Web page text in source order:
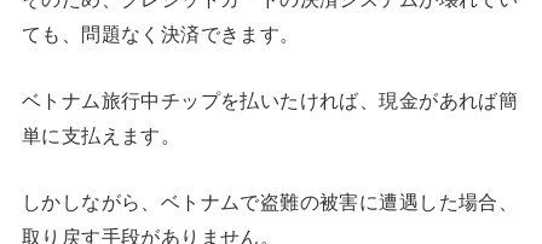
ても、問題なく決済できます。
ベトナム旅行中チップを払いたければ、現金があれば簡
単に支払えます。
しかしながら、ベトナムで盗難の被害に遭遇した場合、
取り戻す手段がありません。